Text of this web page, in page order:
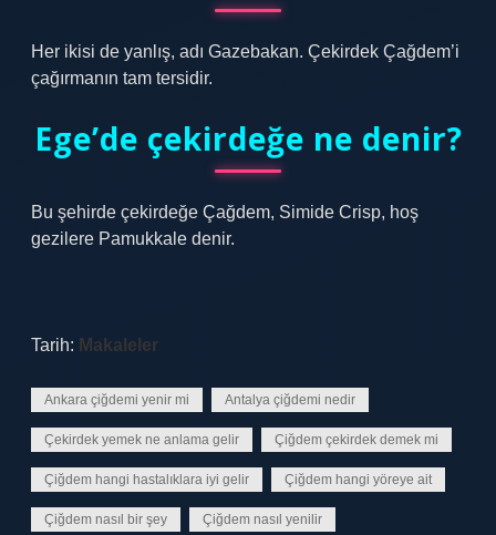
Her ikisi de yanlış, adı Gazebakan. Çekirdek Çağdem’i
çağırmanın tam tersidir.
Ege’de çekirdeğe ne denir?
Bu şehirde çekirdeğe Çağdem, Simide Crisp, hoş
gezilere Pamukkale denir.
Tarih: Makaleler
Ankara çiğdemi yenir mi Antalya çiğdemi nedir
Çekirdek yemek ne anlama gelir Çiğdem çekirdek demek mi
Çiğdem hangi hastalıklara iyi gelir Çiğdem hangi yöreye ait
Çiğdem nasıl bir şey Çiğdem nasıl yenilir